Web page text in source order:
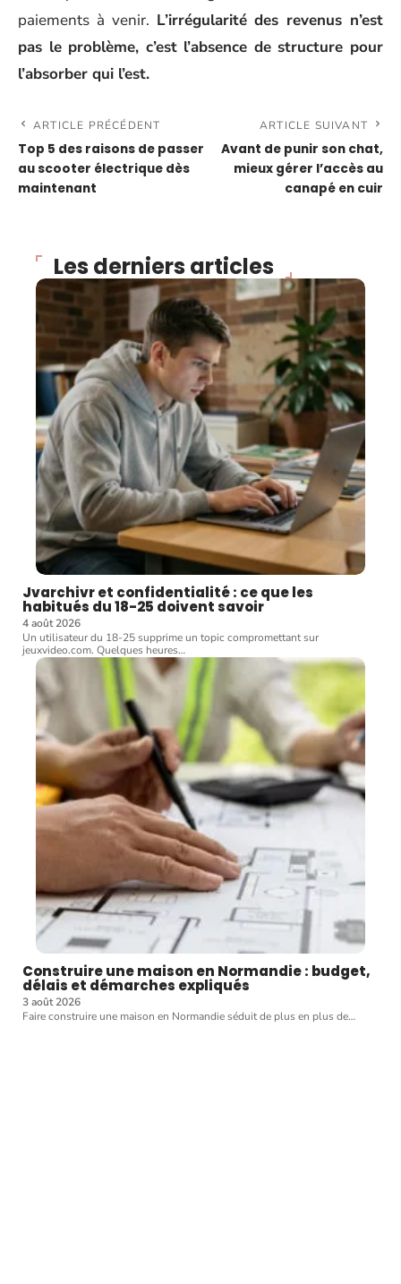
paiements à venir. L’irrégularité des revenus n’est
pas le problème, c’est l’absence de structure pour
l’absorber qui l’est.
ARTICLE PRÉCÉDENT
Top 5 des raisons de passer
au scooter électrique dès
maintenant
ARTICLE SUIVANT
Avant de punir son chat,
mieux gérer l’accès au
canapé en cuir
Les derniers articles
Jvarchivr et confidentialité : ce que les
habitués du 18-25 doivent savoir
4 août 2026
Un utilisateur du 18-25 supprime un topic compromettant sur
jeuxvideo.com. Quelques heures…
Construire une maison en Normandie : budget,
délais et démarches expliqués
3 août 2026
Faire construire une maison en Normandie séduit de plus en plus de…